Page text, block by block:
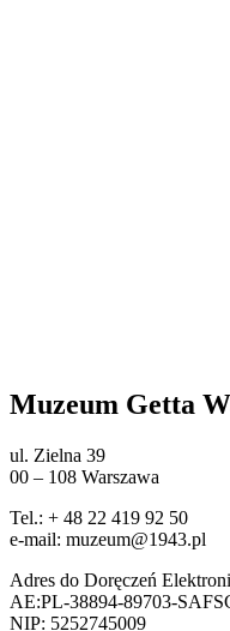
Muzeum Getta
ul. Zielna 39
00 – 108 Warszawa
Tel.: + 48 22 419 92 50
e-mail: muzeum@1943.pl
Adres do Doręczeń
AE:PL-38894-89703-
NIP: 5252745009